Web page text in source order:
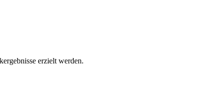
erzielt werden.